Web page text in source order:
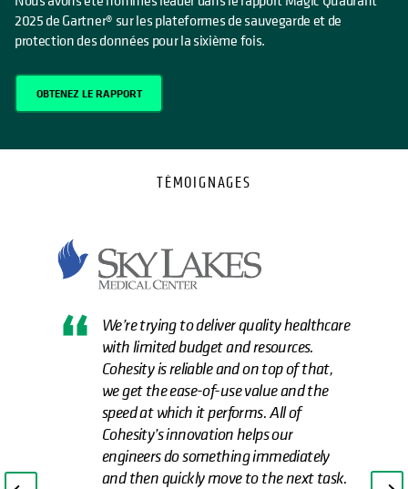
2025 de Gartner® sur les plateformes de sauvegarde et de
protection des données pour la sixième fois.
OBTENEZ LE RAPPORT
TÉMOIGNAGES
We’re trying to deliver quality healthcare
with limited budget and resources.
Cohesity is reliable and on top of that,
we get the ease-of-use value and the
speed at which it performs. All of
Cohesity’s innovation helps our
engineers do something immediately
and then quickly move to the next task.